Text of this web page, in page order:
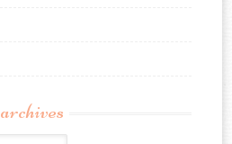
archives